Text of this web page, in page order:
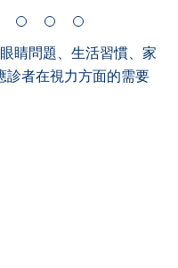
睛問題、生活習慣、家
診者在視力方面的需要